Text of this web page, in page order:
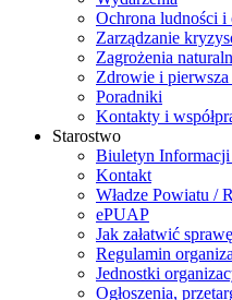
Ochrona ludności
Zarządzanie
Zagrożenia
Zdrowie i pierwsza
Poradniki
Kontakty i
Starostwo
Biuletyn Informacji
Kontakt
Władze Powiatu /
ePUAP
Jak załatwić sprawę
Regulamin
Jednostki
Ogłoszenia,